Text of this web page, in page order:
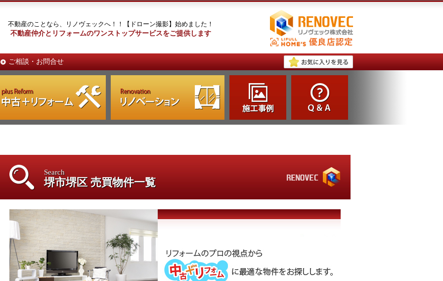
不動産のことなら、リノヴェックへ！！【ドローン撮影】始めました！
不動産仲介とリフォームのワンストップサービスをご提供します
ご相談・お問合せ
Search
堺市堺区 売買物件一覧